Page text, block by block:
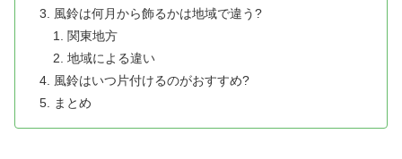
風鈴は何月から飾るかは地域で違う?
関東地方
地域による違い
風鈴はいつ片付けるのがおすすめ?
まとめ